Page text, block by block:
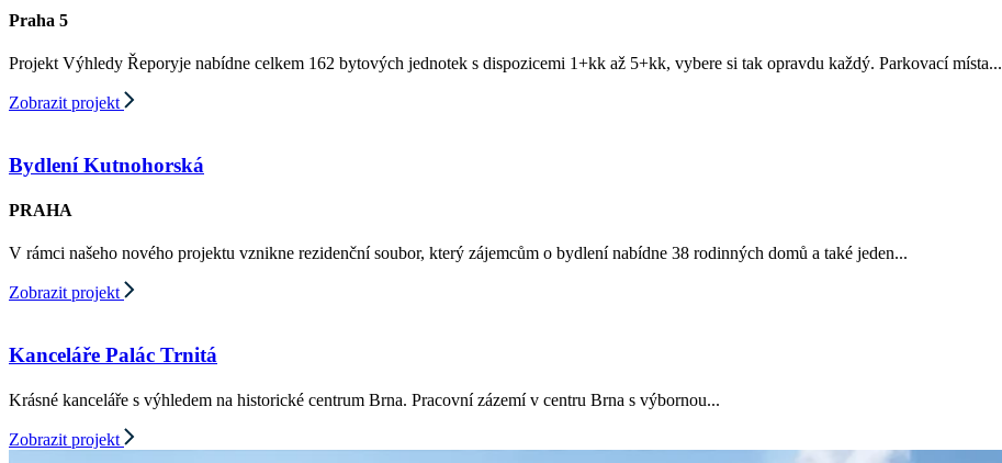
Praha 5
Projekt Výhledy Řeporyje nabídne celkem 162 bytových jednotek s dispozicemi 1+kk až 5+kk, vybere si tak opravdu každý. Parkovací místa...
Zobrazit projekt
Bydlení Kutnohorská
PRAHA
V rámci našeho nového projektu vznikne rezidenční soubor, který zájemcům o bydlení nabídne 38 rodinných domů a také jeden...
Zobrazit projekt
Kanceláře Palác Trnitá
Krásné kanceláře s výhledem na historické centrum Brna. Pracovní zázemí v centru Brna s výbornou...
Zobrazit projekt